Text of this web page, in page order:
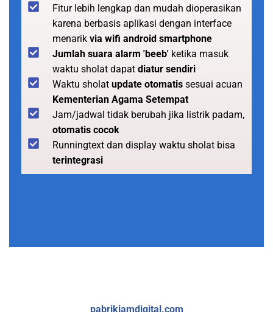
Fitur lebih lengkap dan mudah dioperasikan
karena berbasis aplikasi dengan interface
menarik via wifi android smartphone
Jumlah suara alarm 'beeb' ketika masuk
waktu sholat dapat diatur sendiri
Waktu sholat update otomatis sesuai acuan
Kementerian Agama Setempat
Jam/jadwal tidak berubah jika listrik padam,
otomatis cocok
Runningtext dan display waktu sholat bisa
terintegrasi
pabrikjamdigital.com